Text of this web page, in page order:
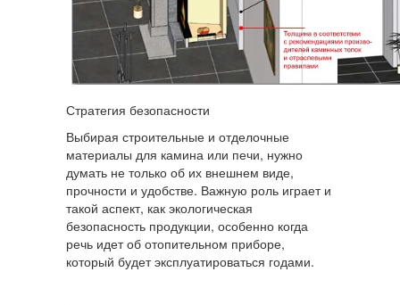
Стратегия безопасности
Выбирая строительные и отделочные
материалы для камина или печи, нужно
думать не только об их внешнем виде,
прочности и удобстве. Важную роль играет и
такой аспект, как экологическая
безопасность продукции, особенно когда
речь идет об отопительном приборе,
который будет эксплуатироваться годами.